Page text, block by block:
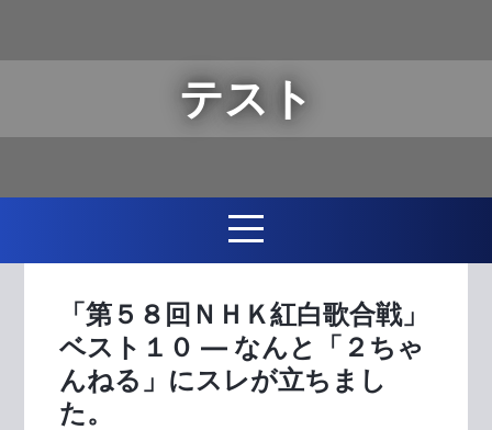
テスト
「第５８回ＮＨＫ紅白歌合戦」
ベスト１０ ― なんと「２ちゃ
んねる」にスレが立ちまし
た。